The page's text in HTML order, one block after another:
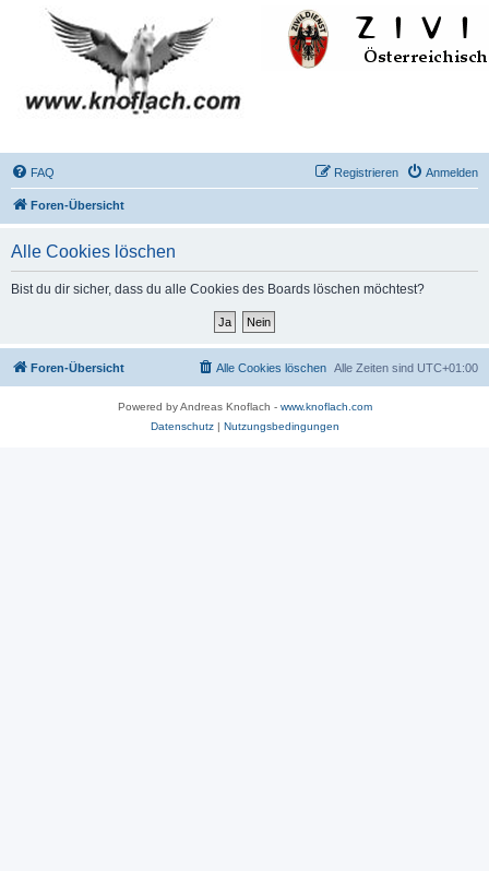
FAQ Anmelden
Registrieren
Foren-Übersicht
Alle Cookies löschen
Bist du dir sicher, dass du alle Cookies des Boards löschen möchtest?
Foren-Übersicht Alle Zeiten sind UTC+01:00
Alle Cookies löschen
Powered by Andreas Knoflach - www.knoflach.com
Datenschutz| Nutzungsbedingungen